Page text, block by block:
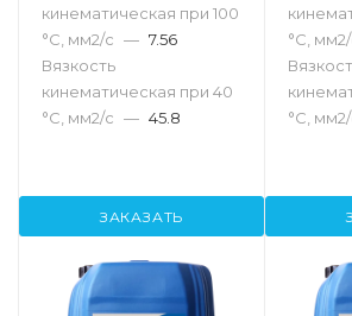
кинематическая при 100
°С, мм2/с — 7.56
Вязкость
кинематическая при 40
°С, мм2/с — 45.8
ЗАКАЗАТЬ
°С,
°С,